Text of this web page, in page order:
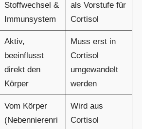
Stoffwechsel &
Immunsystem
als Vorstufe für
Cortisol
Aktiv,
beeinflusst
direkt den
Körper
Muss erst in
Cortisol
umgewandelt
werden
Vom Körper
(Nebennierenri
Wird aus
Cortisol